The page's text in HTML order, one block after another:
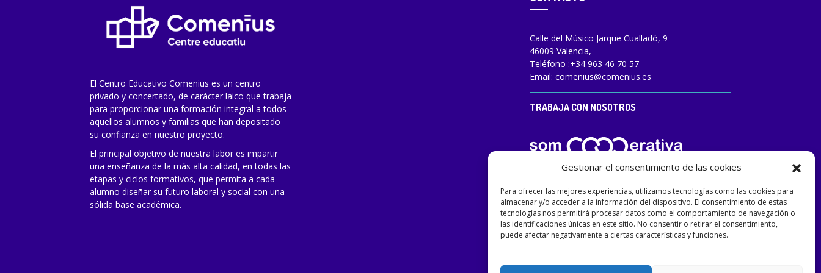
Gestionar el consentimiento de las cookies
Para ofrecer las mejores experiencias, utilizamos tecnologías como las cookies para
almacenar y/o acceder a la información del dispositivo. El consentimiento de estas
tecnologías nos permitirá procesar datos como el comportamiento de navegación o
las identificaciones únicas en este sitio. No consentir o retirar el consentimiento,
puede afectar negativamente a ciertas características y funciones.
El Centro Educativo Comenius es un centro
privado y concertado, de carácter laico que trabaja
para proporcionar una formación integral a todos
aquellos alumnos y familias que han depositado
su confianza en nuestro proyecto.
El principal objetivo de nuestra labor es impartir
una enseñanza de la más alta calidad, en todas las
etapas y ciclos formativos, que permita a cada
alumno diseñar su futuro laboral y social con una
sólida base académica.
Calle del Músico Jarque Cualladó, 9
46009 Valencia,
Teléfono :+34 963 46 70 57
Email: comenius@comenius.es
TRABAJA CON NOSOTROS